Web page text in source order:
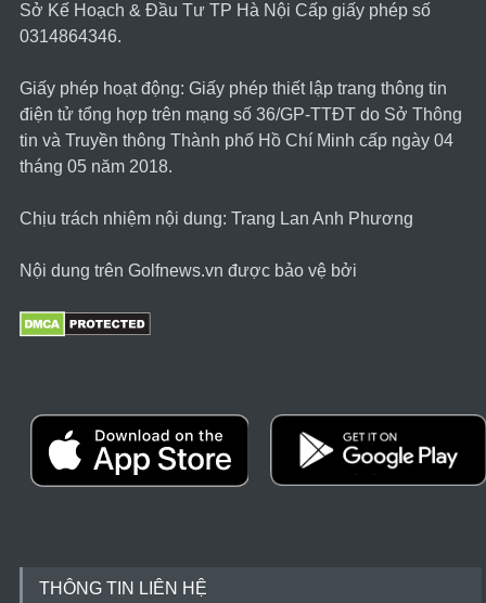
Sở Kế Hoạch & Ðầu Tư TP Hà Nội Cấp giấy phép số
0314864346.
Giấy phép hoạt động: Giấy phép thiết lập trang thông tin
điện tử tổng hợp trên mạng số 36/GP-TTĐT do Sở Thông
tin và Truyền thông Thành phố Hồ Chí Minh cấp ngày 04
tháng 05 năm 2018.
Chịu trách nhiệm nội dung: Trang Lan Anh Phương
Nội dung trên Golfnews.vn được bảo vệ bởi
THÔNG TIN LIÊN HỆ